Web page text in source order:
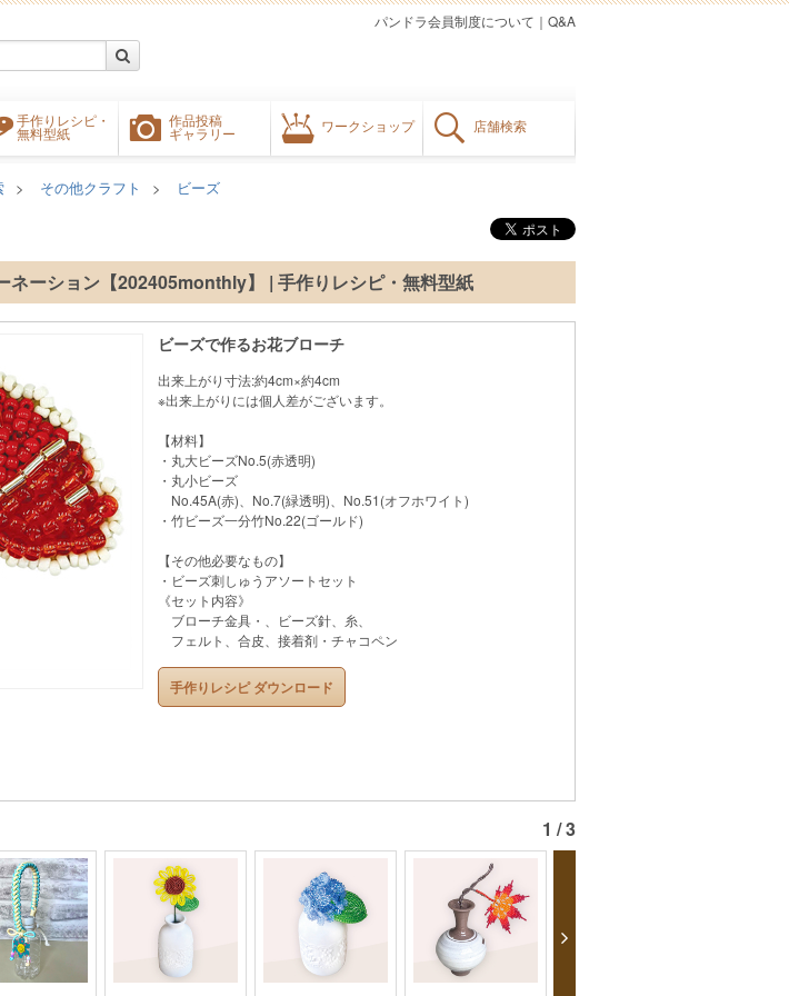
手作りレシピ・
無料型紙
作品投稿
ギャラリー
ワークショップ 店舗検索
Q&A
｜
パンドラ会員制度について
その他クラフト
ビーズ
ネーション【202405monthly】 | 手作りレシピ・無料型紙
ビーズで作るお花ブローチ
出来上がり寸法:約4cm×約4cm
※出来上がりには個人差がございます。
【材料】
・丸大ビーズNo.5(赤透明)
・丸小ビーズ
No.45A(赤)、No.7(緑透明)、No.51(オフホワイト)
・竹ビーズ一分竹No.22(ゴールド)
【その他必要なもの】
・ビーズ刺しゅうアソートセット
《セット内容》
ブローチ金具・、ビーズ針、糸、
フェルト、合皮、接着剤・チャコペン
手作りレシピ ダウンロード
1 / 3